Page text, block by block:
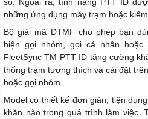
những ứng dụng máy trạm hoặc
Bộ giải mã DTMF cho phép bạn
hiện gọi nhóm, gọi cá nhân
FleetSync TM PTT ID tăng cường
thống trạm tương thích và cài đặt
hoặc gọi nhóm.
Model có thiết kế đơn giản, tiện
khăn nào trong quá trình làm việc.